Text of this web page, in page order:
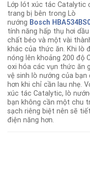
Lớp lót xúc tác Catalytic
trang bị bên trong Lò
nướng Bosch
tính năng hấp thụ hơi dầu
chất béo và một vài
khác của thức ăn. Khi lò
nóng lên khoảng 200 độ
oxi hóa các vụn thức ăn
vệ sinh lò nướng của bạn
hơn khi chỉ cần lau nhẹ.
xúc tác Catalytic, lò
bạn không cần một chu
sạch riêng biệt nên sẽ
điện năng hơn.